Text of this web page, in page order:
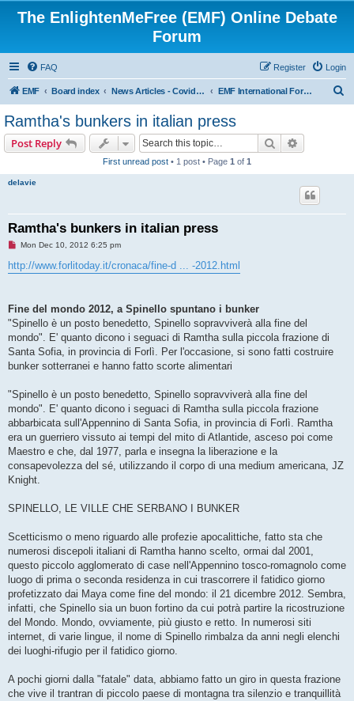
The EnlightenMeFree (EMF) Online Debate
Forum
FAQ Login
Register
EMF Board index News Articles - Covid-19 - Cult Leaders - Governments - Corporations EMF International Forum
Ramtha's bunkers in italian press
Post Reply Search
First unread post • 1 post • Page 1 of 1
delavie
Ramtha's bunkers in italian press
U
r
e
o
s
t
Mon Dec 10, 2012 6:25 pm
http://www.forlitoday.it/cronaca/fine-d ... -2012.html
Fine del mondo 2012, a Spinello spuntano i bunker
"Spinello è un posto benedetto, Spinello sopravviverà alla fine del
mondo". E' quanto dicono i seguaci di Ramtha sulla piccola frazione di
Santa Sofia, in provincia di Forlì. Per l'occasione, si sono fatti costruire
bunker sotterranei e hanno fatto scorte alimentari
"Spinello è un posto benedetto, Spinello sopravviverà alla fine del
mondo". E' quanto dicono i seguaci di Ramtha sulla piccola frazione
abbarbicata sull'Appennino di Santa Sofia, in provincia di Forlì. Ramtha
era un guerriero vissuto ai tempi del mito di Atlantide, asceso poi come
Maestro e che, dal 1977, parla e insegna la liberazione e la
consapevolezza del sé, utilizzando il corpo di una medium americana, JZ
Knight.
SPINELLO, LE VILLE CHE SERBANO I BUNKER
Scetticismo o meno riguardo alle profezie apocalittiche, fatto sta che
numerosi discepoli italiani di Ramtha hanno scelto, ormai dal 2001,
questo piccolo agglomerato di case nell'Appennino tosco-romagnolo come
luogo di prima o seconda residenza in cui trascorrere il fatidico giorno
profetizzato dai Maya come fine del mondo: il 21 dicembre 2012. Sembra,
infatti, che Spinello sia un buon fortino da cui potrà partire la ricostruzione
del Mondo. Mondo, ovviamente, più giusto e retto. In numerosi siti
internet, di varie lingue, il nome di Spinello rimbalza da anni negli elenchi
dei luoghi-rifugio per il fatidico giorno.
A pochi giorni dalla "fatale" data, abbiamo fatto un giro in questa frazione
che vive il trantran di piccolo paese di montagna tra silenzio e tranquillità